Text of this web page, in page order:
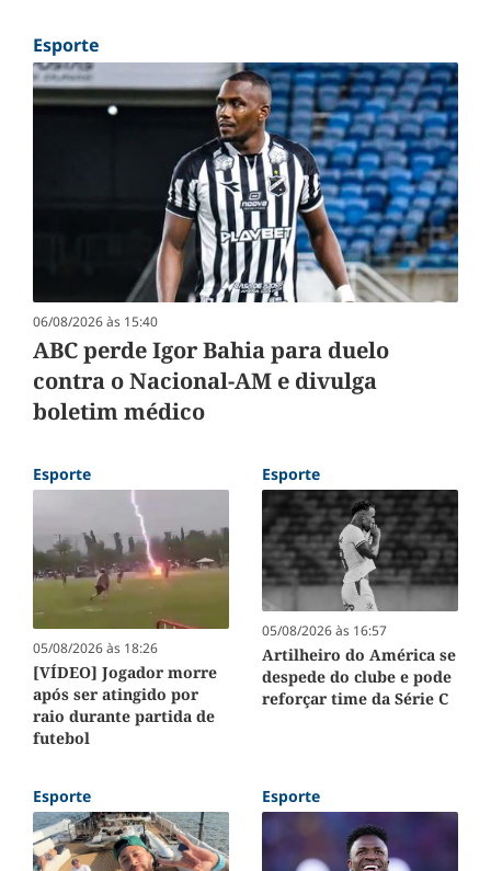
Esporte
06/08/2026 às 15:40
ABC perde Igor Bahia para duelo
contra o Nacional-AM e divulga
boletim médico
Esporte
05/08/2026 às 18:26
[VÍDEO] Jogador morre
após ser atingido por
raio durante partida de
futebol
Esporte
05/08/2026 às 16:57
Artilheiro do América se
despede do clube e pode
reforçar time da Série C
Esporte Esporte